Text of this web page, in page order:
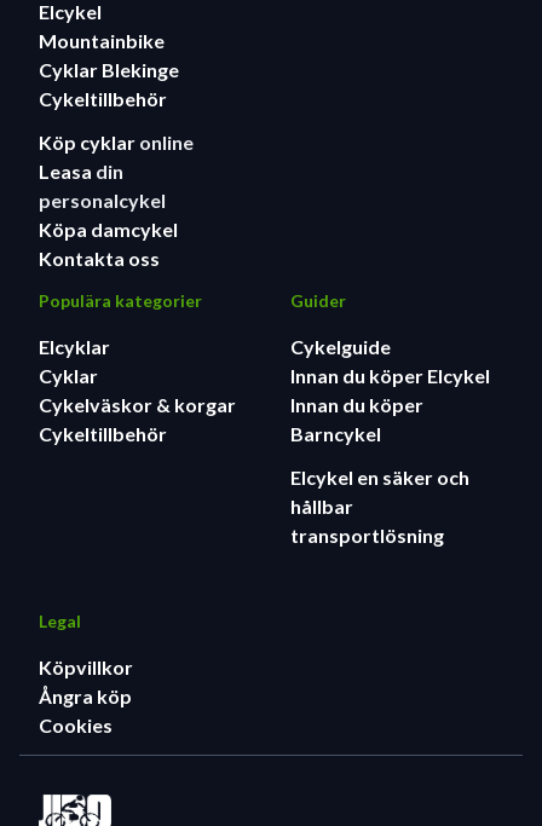
Elcykel
Mountainbike
Cyklar Blekinge
Cykeltillbehör
Köp cyklar online
Leasa din
personalcykel
Köpa damcykel
Kontakta oss
Populära kategorier
Elcyklar
Cyklar
Cykelväskor & korgar
Cykeltillbehör
Guider
Cykelguide
Innan du köper Elcykel
Innan du köper
Barncykel
Elcykel en säker och
hållbar
transportlösning
Legal
Köpvillkor
Ångra köp
Cookies